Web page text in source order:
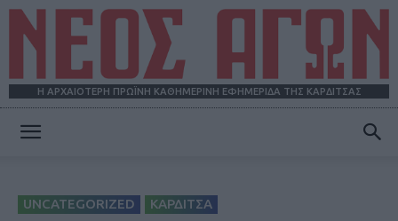
Η ΑΡΧΑΙΟΤΕΡΗ ΠΡΩΪΝΗ ΚΑΘΗΜΕΡΙΝΗ ΕΦΗΜΕΡΙΔΑ ΤΗΣ ΚΑΡΔΙΤΣΑΣ
ΑΓΩΝ
UNCATEGORIZED ΚΑΡΔΙΤΣΑ